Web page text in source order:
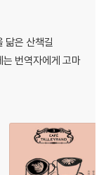
닮은 산책길
번역자에게 고마